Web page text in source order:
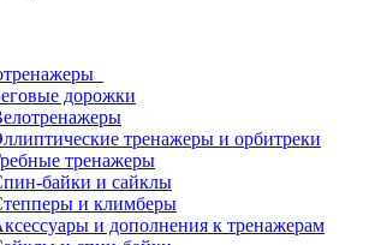
дорожки
тренажеры и орбитреки
тренажеры
байки и сайклы
и климберы
и дополнения к тренажерам